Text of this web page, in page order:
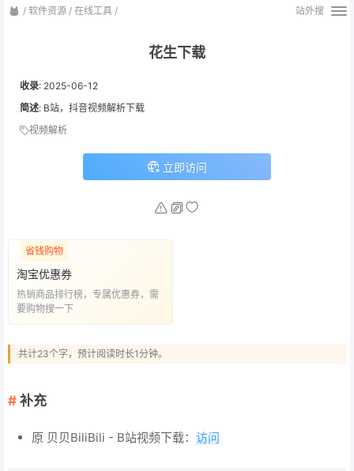
/ 软件资源 / 在线工具 / 站外搜
花生下载
收录: 2025-06-12
简述: B站，抖音视频解析下载
视频解析
立即访问
省钱购物
淘宝优惠券
热销商品排行榜，专属优惠券，需
要购物搜一下
共计23个字，预计阅读时长1分钟。
补充
原 贝贝BiliBili - B站视频下载： 访问